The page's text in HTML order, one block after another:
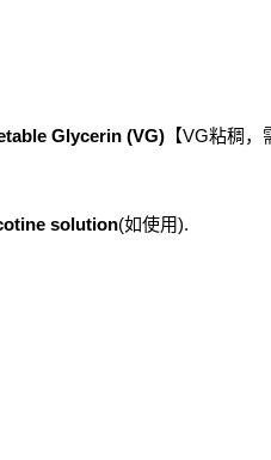
Glycerin (VG)【VG粘稠，
solution(如使用).